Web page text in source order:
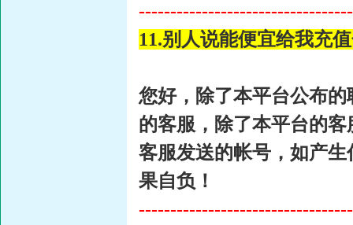
-
11.别人说能便宜给我充
您好，除了本平台公布
的客服，除了本平台的
客服发送的帐号，如产
果自负！